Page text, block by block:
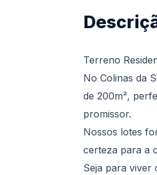
Terreno
No Colinas da
de 200m²,
promissor.
Nossos lotes
certeza para a
Seja para viver